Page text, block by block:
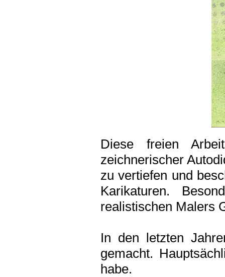
Diese freien
zeichnerischer
zu vertiefen und
Karikaturen.
realistischen Malers
In den letzten
gemacht.
habe.